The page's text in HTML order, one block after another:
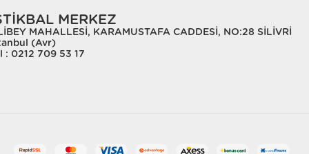
MERKEZ
MAHALLESİ, KARAMUSTAFA CADDESİ, NO:28 SİLİVRİ
(Avr)
: 0212 709 53 17